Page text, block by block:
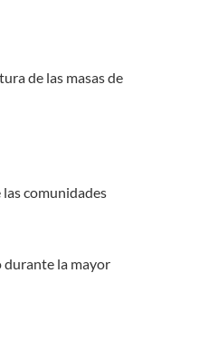
de las masas de
comunidades
durante la mayor